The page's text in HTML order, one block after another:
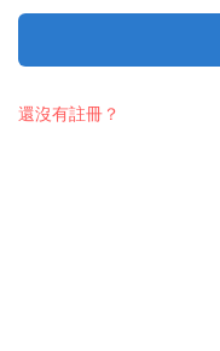
還沒有註冊？